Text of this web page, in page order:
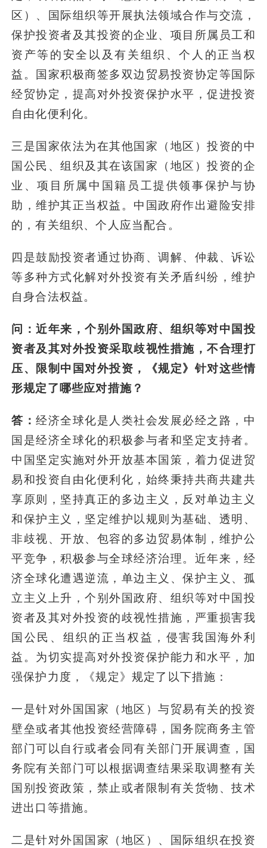
区）、国际组织等开展执法领域合作与交流，
保护投资者及其投资的企业、项目所属员工和
资产等的安全以及有关组织、个人的正当权
益。国家积极商签多双边贸易投资协定等国际
经贸协定，提高对外投资保护水平，促进投资
自由化便利化。
三是国家依法为在其他国家（地区）投资的中
国公民、组织及其在该国家（地区）投资的企
业、项目所属中国籍员工提供领事保护与协
助，维护其正当权益。中国政府作出避险安排
的，有关组织、个人应当配合。
四是鼓励投资者通过协商、调解、仲裁、诉讼
等多种方式化解对外投资有关矛盾纠纷，维护
自身合法权益。
问：近年来，个别外国政府、组织等对中国投
资者及其对外投资采取歧视性措施，不合理打
压、限制中国对外投资，《规定》针对这些情
形规定了哪些应对措施？
答：经济全球化是人类社会发展必经之路，中
国是经济全球化的积极参与者和坚定支持者。
中国坚定实施对外开放基本国策，着力促进贸
易和投资自由化便利化，始终秉持共商共建共
享原则，坚持真正的多边主义，反对单边主义
和保护主义，坚定维护以规则为基础、透明、
非歧视、开放、包容的多边贸易体制，维护公
平竞争，积极参与全球经济治理。近年来，经
济全球化遭遇逆流，单边主义、保护主义、孤
立主义上升，个别外国政府、组织等对中国投
资者及其对外投资的歧视性措施，严重损害我
国公民、组织的正当权益，侵害我国海外利
益。为切实提高对外投资保护能力和水平，加
强保护力度，《规定》规定了以下措施：
一是针对外国国家（地区）与贸易有关的投资
壁垒或者其他投资经营障碍，国务院商务主管
部门可以自行或者会同有关部门开展调查，国
务院有关部门可以根据调查结果采取调整有关
国别投资政策，禁止或者限制有关货物、技术
进出口等措施。
二是针对外国国家（地区）、国际组织在投资